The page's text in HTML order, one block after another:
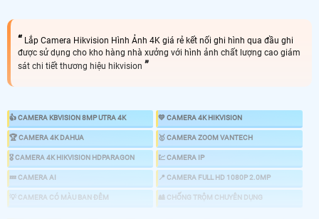
Lắp Camera Hikvision Hình Ảnh 4K giá rẻ kết nối ghi hình qua đầu ghi
được sử dụng cho kho hàng nhà xưởng với hình ảnh chất lượng cao giám
sát chi tiết thương hiệu hikvision
👍 CAMERA KBVISION 8MP UTRA 4K 💛 CAMERA 4K HIKVISION
️🏆 CAMERA 4K DAHUA ️🥇 CAMERA ZOOM VANTECH
️🎖️ CAMERA 4K HIKVISION HDPARAGON 💹 CAMERA IP
💤 CAMERA AI 📍 CAMERA FULL HD 1080P 2.0MP
💡 CAMERA CÓ MÀU BAN ĐÊM 🎎 CHỐNG TRỘM CHUYÊN DỤNG